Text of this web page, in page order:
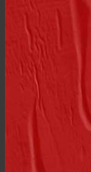
خیابان چهارم